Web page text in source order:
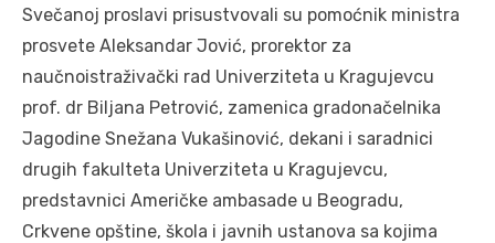
Svečanoj proslavi prisustvovali su pomoćnik ministra
prosvete Aleksandar Jović, prorektor za
naučnoistraživački rad Univerziteta u Kragujevcu
prof. dr Biljana Petrović, zamenica gradonačelnika
Jagodine Snežana Vukašinović, dekani i saradnici
drugih fakulteta Univerziteta u Kragujevcu,
predstavnici Američke ambasade u Beogradu,
Crkvene opštine, škola i javnih ustanova sa kojima